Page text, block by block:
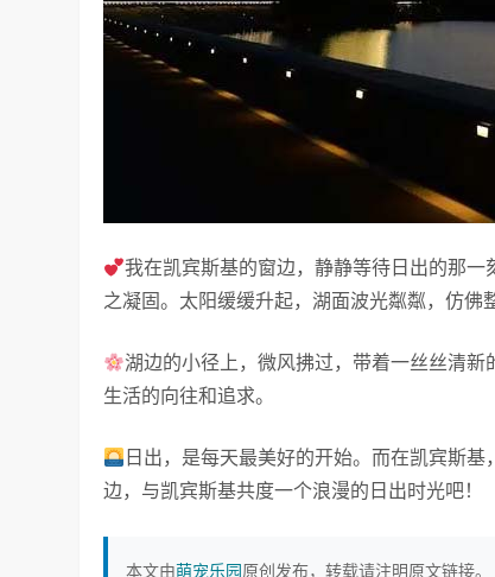
我在凯宾斯基的窗边，静静等待日出的那
之凝固。太阳缓缓升起，湖面波光粼粼，仿佛
湖边的小径上，微风拂过，带着一丝丝清
生活的向往和追求。
日出，是每天最美好的开始。而在凯宾斯
边，与凯宾斯基共度一个浪漫的日出时光吧！
本文由萌宠乐园原创发布，转载请注明原文链接。